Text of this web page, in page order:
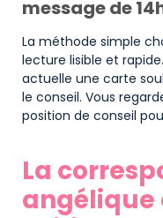
message de
La méthode simple
lecture lisible et
actuelle une carte
le conseil. Vous
position de conseil
La
angélique